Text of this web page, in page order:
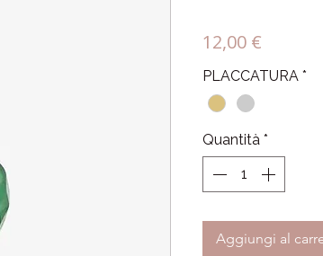
12,00 €
PLACCATURA *
Quantità *
Aggiungi al